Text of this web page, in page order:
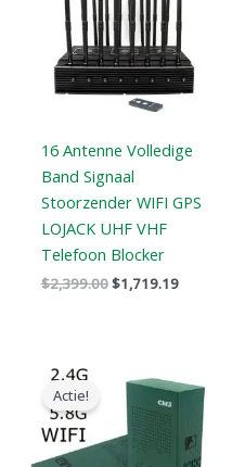
16 Antenne Volledige
Band Signaal
Stoorzender WIFI GPS
LOJACK UHF VHF
Telefoon Blocker
$2,399.00$1,719.19
Actie!
prijs
was:
$369.99.
prijs
is:
$169.99.